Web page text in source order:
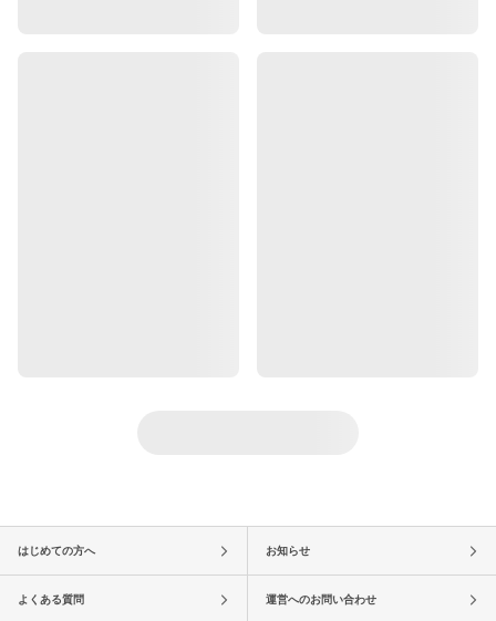
はじめての方へ お知らせ
よくある質問 運営へのお問い合わせ